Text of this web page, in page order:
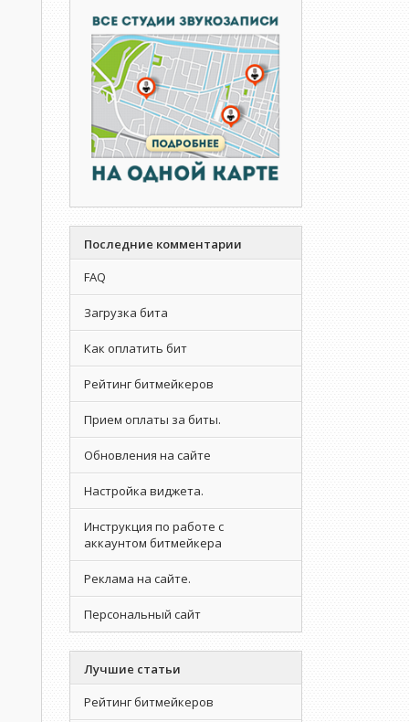
Последние комментарии
FAQ
Загрузка бита
Как оплатить бит
Рейтинг битмейкеров
Прием оплаты за биты.
Обновления на сайте
Настройка виджета.
Инструкция по работе с
аккаунтом битмейкера
Реклама на сайте.
Персональный сайт
Лучшие статьи
Рейтинг битмейкеров